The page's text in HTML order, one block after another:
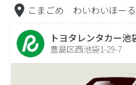
こまごめ わいわいほー
トヨタレンタカー池
豊島区西池袋1-29-7